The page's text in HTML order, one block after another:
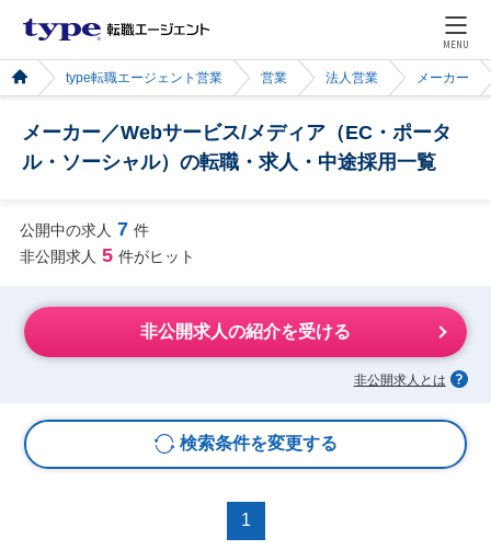
MENU
type転職エージェント営業 営業 法人営業 メーカー
メーカー／Webサービス/メディア（EC・ポータ
ル・ソーシャル）の転職・求人・中途採用一覧
公開中の求人 7 件
非公開求人 5 件がヒット
非公開求人の紹介を受ける
非公開求人とは
検索条件を変更する
1